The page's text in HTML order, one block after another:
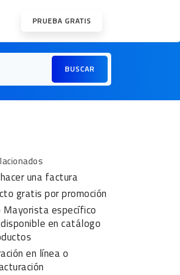
PRUEBA GRATIS
BUSCAR
una factura
gratis por promoción
Mayorista específico
en catálogo
en línea o